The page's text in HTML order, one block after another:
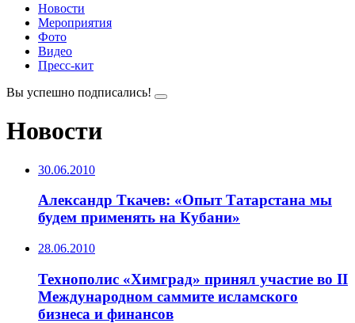
Новости
Мероприятия
Фото
Видео
Пресс-кит
Вы успешно подписались!
Новости
30.06.2010
Александр Ткачев: «Опыт Татарстана мы
будем применять на Кубани»
28.06.2010
Технополис «Химград» принял участие во II
Международном саммите исламского
бизнеса и финансов